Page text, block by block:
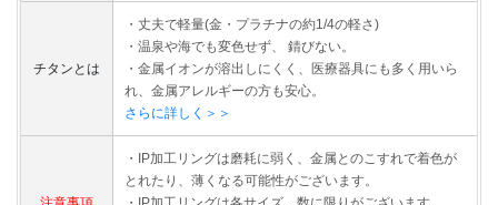
チタンとは
・丈夫で軽量(金・プラチナの約1/4の軽さ)
・温泉や海でも変色せず、 錆びない。
・金属イオンが溶出しにくく、医療器具にも多く用いら
れ、金属アレルギーの方も安心。
さらに詳しく＞＞
・IP加工リングは磨耗に弱く、金属とのこすれで着色が
とれたり、薄くなる可能性がございます。